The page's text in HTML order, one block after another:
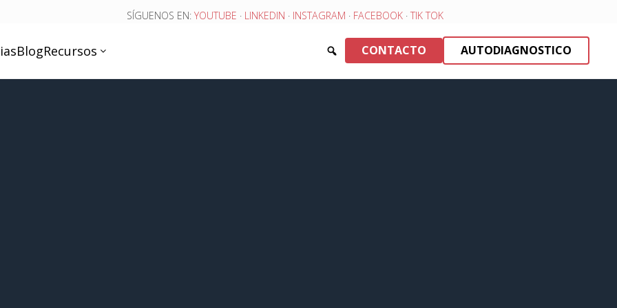
SÍGUENOS EN: YOUTUBE · LINKEDIN · INSTAGRAM · FACEBOOK· TIK TOK
BlogRecursos CONTACTO AUTODIAGNOSTICO